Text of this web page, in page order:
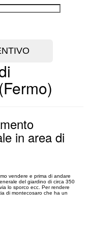
in area di
vendere e prima di andare
del giardino di circa 350
lo sporco ecc. Per rendere
di montecosaro che ha un